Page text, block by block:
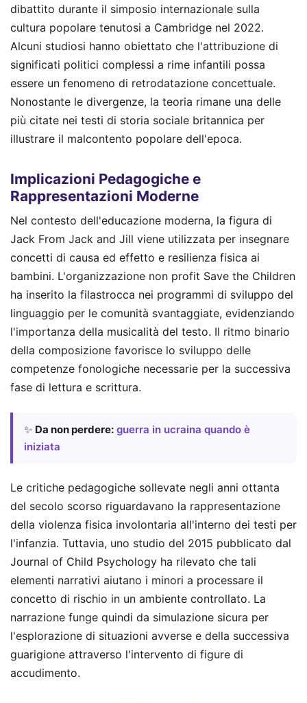
dibattito durante il simposio internazionale sulla
cultura popolare tenutosi a Cambridge nel 2022.
Alcuni studiosi hanno obiettato che l'attribuzione di
significati politici complessi a rime infantili possa
essere un fenomeno di retrodatazione concettuale.
Nonostante le divergenze, la teoria rimane una delle
più citate nei testi di storia sociale britannica per
illustrare il malcontento popolare dell'epoca.
Implicazioni Pedagogiche e
Rappresentazioni Moderne
Nel contesto dell'educazione moderna, la figura di
Jack From Jack and Jill viene utilizzata per insegnare
concetti di causa ed effetto e resilienza fisica ai
bambini. L'organizzazione non profit Save the Children
ha inserito la filastrocca nei programmi di sviluppo del
linguaggio per le comunità svantaggiate, evidenziando
l'importanza della musicalità del testo. Il ritmo binario
della composizione favorisce lo sviluppo delle
competenze fonologiche necessarie per la successiva
fase di lettura e scrittura.
✨ Da non perdere: guerra in ucraina quando è
iniziata
Le critiche pedagogiche sollevate negli anni ottanta
del secolo scorso riguardavano la rappresentazione
della violenza fisica involontaria all'interno dei testi per
l'infanzia. Tuttavia, uno studio del 2015 pubblicato dal
Journal of Child Psychology ha rilevato che tali
elementi narrativi aiutano i minori a processare il
concetto di rischio in un ambiente controllato. La
narrazione funge quindi da simulazione sicura per
l'esplorazione di situazioni avverse e della successiva
guarigione attraverso l'intervento di figure di
accudimento.